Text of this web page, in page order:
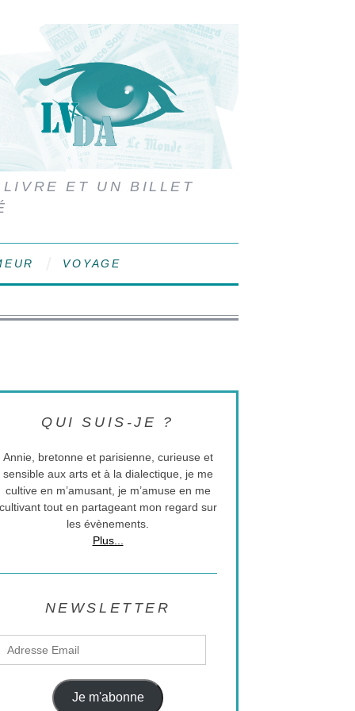
ET UN BILLET
VOYAGE
QUI SUIS-JE ?
Annie, bretonne et parisienne, curieuse et
sensible aux arts et à la dialectique, je me
cultive en m’amusant, je m’amuse en me
cultivant tout en partageant mon regard sur
les évènements.
Plus...
NEWSLETTER
Je m'abonne